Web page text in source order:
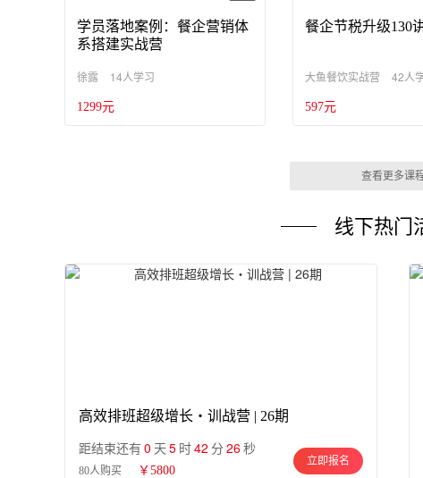
学员落地案例：餐企营销体
系搭建实战营
徐露 14人学习
1299元
餐企节税升级130
大鱼餐饮实战营 42人
597元
查看更多课
线下热门
高效排班超级增长・训战营 | 26期
距结束还有 0 天 5 时 42 分 25 秒
80人购买 ￥5800
立即报名